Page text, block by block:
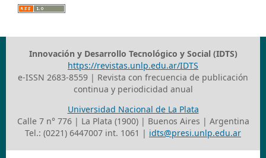
Innovación y Desarrollo Tecnológico y Social (IDTS)
https://revistas.unlp.edu.ar/IDTS
e-ISSN 2683-8559 | Revista con frecuencia de publicación
continua y periodicidad anual
Universidad Nacional de La Plata
Calle 7 n° 776 | La Plata (1900) | Buenos Aires | Argentina
Tel.: (0221) 6447007 int. 1061 | idts@presi.unlp.edu.ar